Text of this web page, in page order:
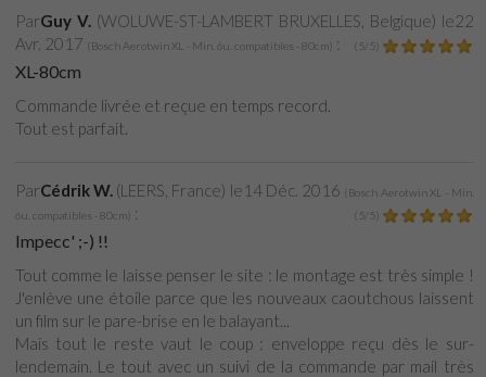
ParGuy V. (WOLUWE-ST-LAMBERT BRUXELLES, Belgique) le22
Avr. 2017 (Bosch Aerotwin XL - Min. 6u. compatibles - 80cm) : ( 5/ 5)
XL-80cm
Commande livrée et reçue en temps record.
Tout est parfait.
ParCédrik W. (LEERS, France) le14 Déc. 2016 (Bosch Aerotwin XL - Min.
6u. compatibles - 80cm) : ( 5/ 5)
Impecc' ;-) !!
Tout comme le laisse penser le site : le montage est très simple !
J'enlève une étoile parce que les nouveaux caoutchous laissent
un film sur le pare-brise en le balayant...
Mais tout le reste vaut le coup : enveloppe reçu dès le sur-
lendemain. Le tout avec un suivi de la commande par mail très